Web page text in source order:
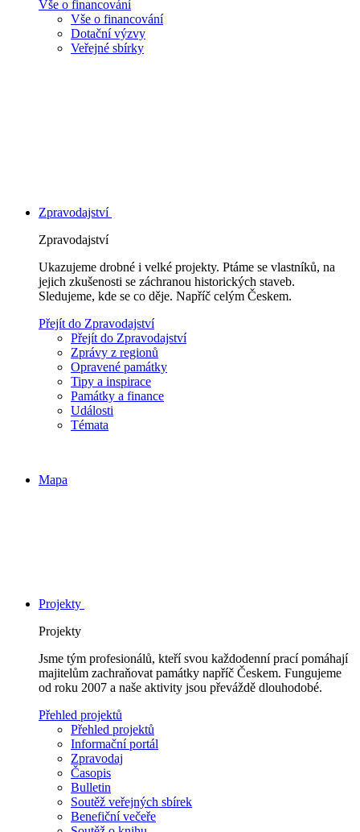
Vše o financování
Vše o financování
Dotační výzvy
Veřejné sbírky
Zpravodajství
Zpravodajství
Ukazujeme drobné i velké projekty. Ptáme se vlastníků, na
jejich zkušenosti se záchranou historických staveb.
Sledujeme, kde se co děje. Napříč celým Českem.
Přejít do Zpravodajství
Přejít do Zpravodajství
Zprávy z regionů
Opravené památky
Tipy a inspirace
Památky a finance
Události
Témata
Mapa
Projekty
Projekty
Jsme tým profesionálů, kteří svou každodenní prací pomáhají
majitelům zachraňovat památky napříč Českem. Fungujeme
od roku 2007 a naše aktivity jsou převáždě dlouhodobé.
Přehled projektů
Přehled projektů
Informační portál
Zpravodaj
Časopis
Bulletin
Soutěž veřejných sbírek
Benefiční večeře